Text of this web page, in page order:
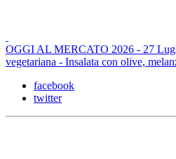
OGGI AL MERCATO 2026 - 27
vegetariana - Insalata con olive,
facebook
twitter